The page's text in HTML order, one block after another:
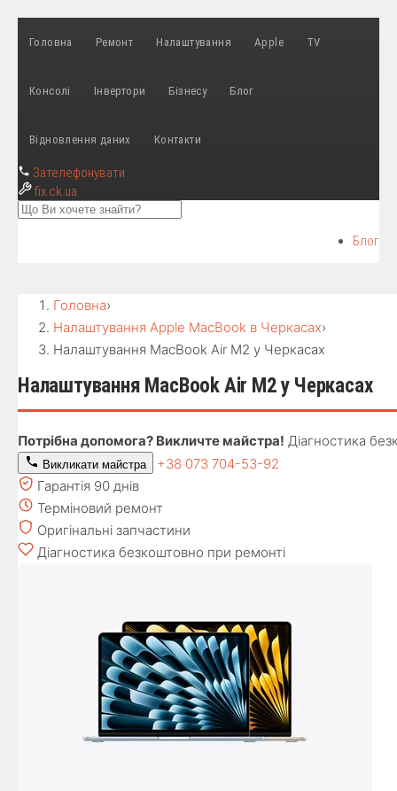
Головна Ремонт Налаштування Apple TV
Консолі Інвертори Бізнесу Блог
Відновлення даних Контакти
Зателефонувати
fix.ck.ua
Блог
Головна›
Налаштування Apple MacBook в Черкасах›
Налаштування MacBook Air M2 у Черкасах
Налаштування MacBook Air M2 у Черкасах
Потрібна допомога? Викличте майстра! Діагностика
Викликати майстра
+38 073 704-53-92
Гарантія 90 днів
Терміновий ремонт
Оригінальні запчастини
Діагностика безкоштовно при ремонті